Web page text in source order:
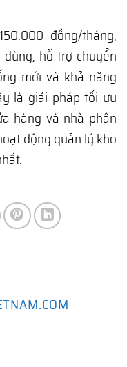
đồng/tháng,
hỗ trợ chuyển
mới và khả năng
là giải pháp tối ưu
hàng và nhà phân
động quản lý kho